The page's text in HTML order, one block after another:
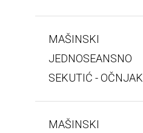
MAŠINSKI
JEDNOSEANSNO
SEKUTIĆ - OČNJAK
MAŠINSKI